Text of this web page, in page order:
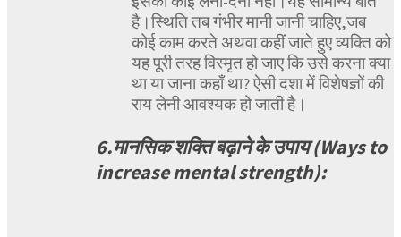
है।स्थिति तब गंभीर मानी जानी चाहिए,जब
कोई काम करते अथवा कहीं जाते हुए व्यक्ति को
यह पूरी तरह विस्मृत हो जाए कि उसे करना क्या
था या जाना कहाँ था? ऐसी दशा में विशेषज्ञों की
राय लेनी आवश्यक हो जाती है।
6.मानसिक शक्ति बढ़ाने के उपाय (Ways to
increase mental strength):